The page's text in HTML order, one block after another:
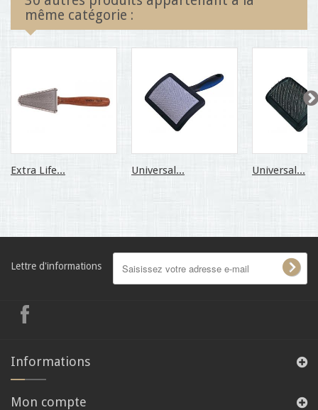
même catégorie :
Extra Life... Universal... Universal...
Lettre d'informations
Informations
Mon compte